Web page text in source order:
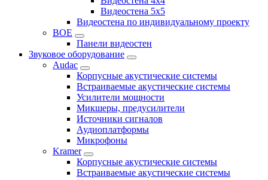
Видеостена 5x5
Видеостена по индивидуальному проекту
BOE
Панели видеостен
Звуковое оборудование
Audac
Корпусные акустические системы
Встраиваемые акустические системы
Усилители мощности
Микшеры, предусилители
Источники сигналов
Аудиоплатформы
Микрофоны
Kramer
Корпусные акустические системы
Встраиваемые акустические системы